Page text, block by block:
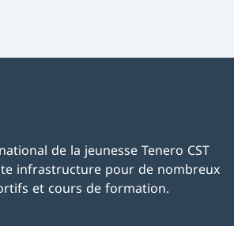
de la jeunesse Tenero CST
infrastructure pour de nombreux
et cours de formation.